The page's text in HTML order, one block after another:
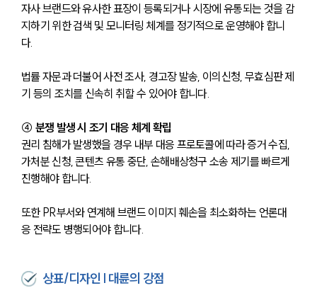
자사 브랜드와 유사한 표장이 등록되거나 시장에 유통되는 것을 감
지하기 위한 검색 및 모니터링 체계를 정기적으로 운영해야 합니
다.
법률 자문과 더불어 사전 조사, 경고장 발송, 이의신청, 무효심판 제
기 등의 조치를 신속히 취할 수 있어야 합니다.
④ 분쟁 발생 시 조기 대응 체계 확립
권리 침해가 발생했을 경우 내부 대응 프로토콜에 따라 증거 수집,
가처분 신청, 콘텐츠 유통 중단, 손해배상청구 소송 제기를 빠르게
진행해야 합니다.
또한 PR부서와 연계해 브랜드 이미지 훼손을 최소화하는 언론대
응 전략도 병행되어야 합니다.
상표/디자인 | 대륜의 강점